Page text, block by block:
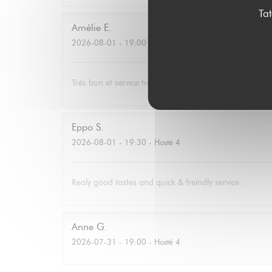
Amélie E
2026-08-01 - 19:00 - Hosté 3
Très bon et service très agréable. Même mon père
Eppo S
2026-08-01 - 19:30 - Hosté 4
Realy good tastes and quick & freindly service.
Anne G
2026-07-31 - 19:00 - Hosté 4